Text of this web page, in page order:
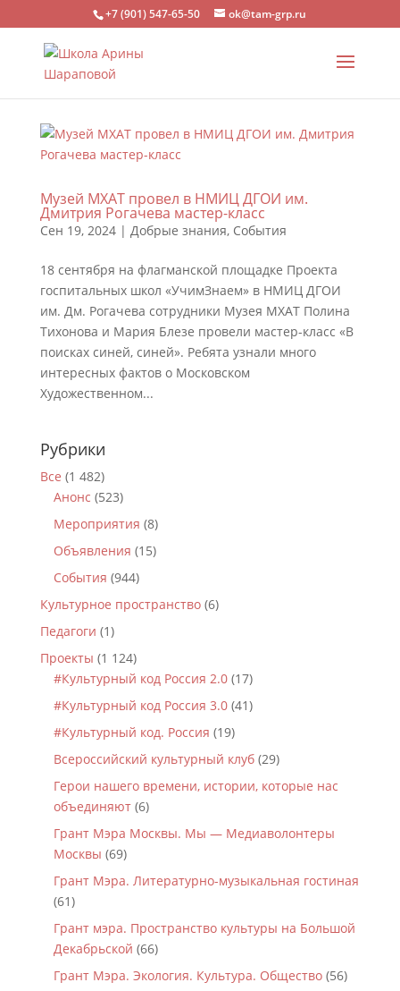
+7 (901) 547-65-50 ok@tam-grp.ru
Музей МХАТ провел в НМИЦ ДГОИ им.
Дмитрия Рогачева мастер-класс
Сен 19, 2024| Добрые знания, События
18 сентября на флагманской площадке Проекта
госпитальных школ «УчимЗнаем» в НМИЦ ДГОИ
им. Дм. Рогачева сотрудники Музея МХАТ Полина
Тихонова и Мария Блезе провели мастер-класс «В
поисках синей, синей». Ребята узнали много
интересных фактов о Московском
Художественном...
Рубрики
Все (1 482)
Анонс (523)
Мероприятия (8)
Объявления (15)
События (944)
Культурное пространство(6)
Педагоги (1)
Проекты (1 124)
#Культурный код Россия 2.0(17)
#Культурный код Россия 3.0(41)
#Культурный код. Россия (19)
Всероссийский культурный клуб(29)
Герои нашего времени, истории, которые нас
объединяют(6)
Грант Мэра Москвы. Мы — Медиаволонтеры
Москвы (69)
Грант Мэра. Литературно-музыкальная гостиная
(61)
Грант мэра. Пространство культуры на Большой
Декабрьской (66)
Грант Мэра. Экология. Культура. Общество(56)